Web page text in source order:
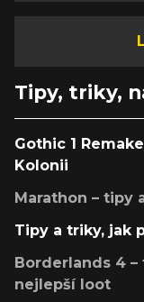
Tipy, triky,
Gothic 1
Kolonii
Marathon – tipy
Tipy a triky, jak
Borderlands 4
nejlepší loot